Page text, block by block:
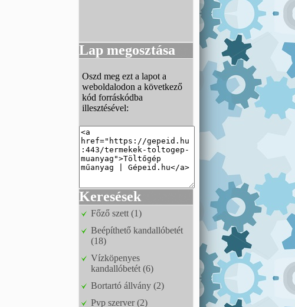
Lap megosztása
Oszd meg ezt a lapot a
weboldalodon a következő
kód forráskódba
illesztésével:
Keresések
Főző szett (1)
Beépíthető kandallóbetét
(18)
Vízköpenyes
kandallóbetét (6)
Bortartó állvány (2)
Pvp szerver (2)